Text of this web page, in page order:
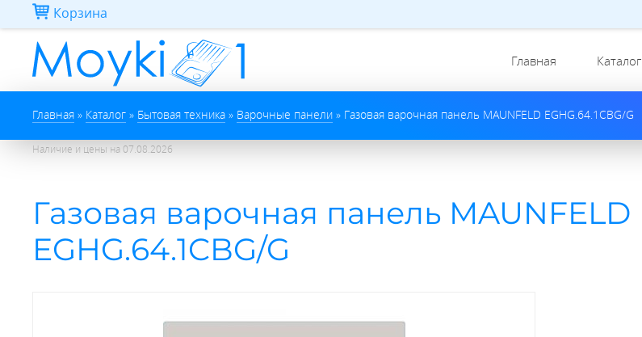
Перейти к основному содержанию
Корзина
Главная Каталог
Вы здесь
Главная » Каталог » Бытовая техника » Варочные панели » Газовая варочная панель MAUNFELD EGHG.64.1CBG/G
Наличие и цены на 07.08.2026
Газовая варочная панель MAUNFELD
EGHG.64.1CBG/G